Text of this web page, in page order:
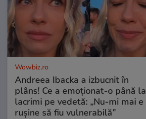
Wowbiz.ro
Andreea Ibacka a izbucnit în
plâns! Ce a emoționat-o până la
lacrimi pe vedetă: „Nu-mi mai e
rușine să fiu vulnerabilă”